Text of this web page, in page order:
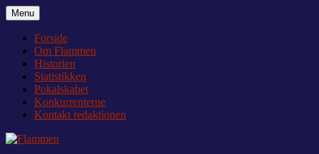
Videre
til
indhold
Flammen
Nyheder og debat om Team Tvis Holstebro
Menu
Forside
Om Flammen
Historien
Statistikken
Pokalskabet
Konkurrenterne
Kontakt redaktionen